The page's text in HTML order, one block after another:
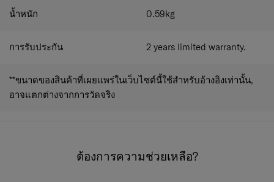
น้ำหนัก 0.59kg
การรับประกัน 2 years limited warranty.
**ขนาดของสินค้าที่เผยแพร่ในเว็บไซต์นี้ใช้สำหรับอ้างอิงเท่านั้น,
อาจแตกต่างจากการวัดจริง
ต้องการความช่วยเหลือ?